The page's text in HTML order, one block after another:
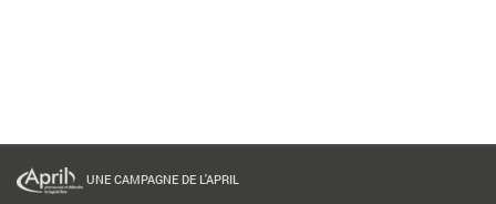
UNE CAMPAGNE DE L'APRIL